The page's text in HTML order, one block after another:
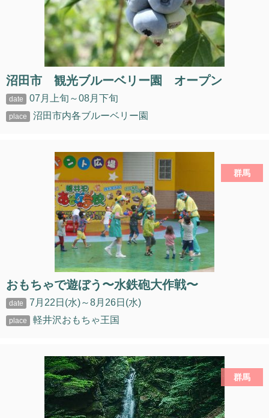
沼田市 観光ブルーベリー園 オープン
07月上旬～08月下旬
沼田市内各ブルーベリー園
群馬
おもちゃで遊ぼう〜水鉄砲大作戦〜
7月22日(水)～8月26日(水)
軽井沢おもちゃ王国
群馬